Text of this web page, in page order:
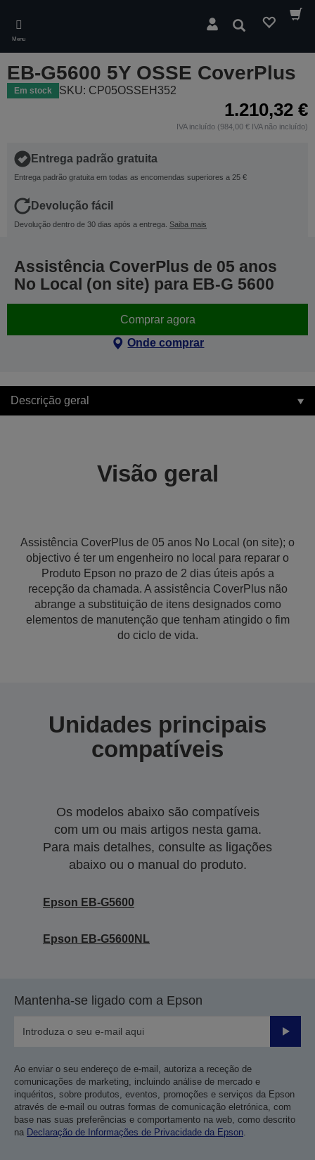
main
content
Menu
Pesquisar
EB-G5600 5Y OSSE CoverPlus
Em stock SKU: CP05OSSEH352
1.210,32 €
IVA incluído (984,00 € IVA não incluído)
Entrega padrão gratuita
Entrega padrão gratuita em todas as encomendas superiores a 25 €
Devolução fácil
Devolução dentro de 30 dias após a entrega. Saiba mais
Assistência CoverPlus de 05 anos
No Local (on site) para EB-G 5600
Comprar agora
Onde comprar
Descrição geral
Visão geral
Assistência CoverPlus de 05 anos No Local (on site); o
objectivo é ter um engenheiro no local para reparar o
Produto Epson no prazo de 2 dias úteis após a
recepção da chamada. A assistência CoverPlus não
abrange a substituição de itens designados como
elementos de manutenção que tenham atingido o fim
do ciclo de vida.
Unidades principais
compatíveis
Os modelos abaixo são compatíveis
com um ou mais artigos nesta gama.
Para mais detalhes, consulte as ligações
abaixo ou o manual do produto.
Epson EB-G5600
Epson EB-G5600NL
Mantenha-se ligado com a Epson
Enviar
Ao enviar o seu endereço de e-mail, autoriza a receção de
comunicações de marketing, incluindo análise de mercado e
inquéritos, sobre produtos, eventos, promoções e serviços da Epson
através de e-mail ou outras formas de comunicação eletrónica, com
base nas suas preferências e comportamento na web, como descrito
na Declaração de Informações de Privacidade da Epson.